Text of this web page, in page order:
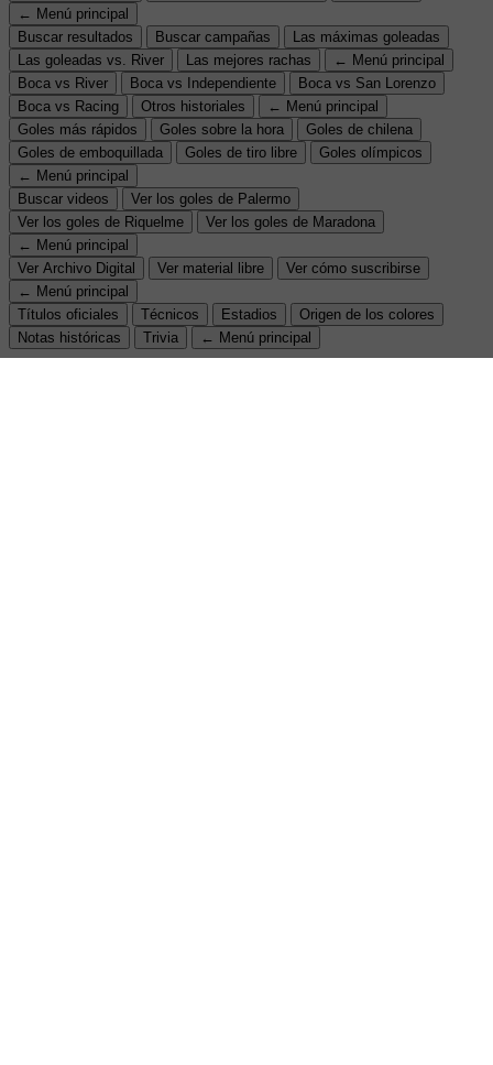
← Menú principal
Buscar resultados
Buscar campañas
Las máximas goleadas
Las goleadas vs. River
Las mejores rachas
← Menú principal
Boca vs River
Boca vs Independiente
Boca vs San Lorenzo
Boca vs Racing
Otros historiales
← Menú principal
Goles más rápidos
Goles sobre la hora
Goles de chilena
Goles de emboquillada
Goles de tiro libre
Goles olímpicos
← Menú principal
Buscar videos
Ver los goles de Palermo
Ver los goles de Riquelme
Ver los goles de Maradona
← Menú principal
Ver Archivo Digital
Ver material libre
Ver cómo suscribirse
← Menú principal
Títulos oficiales
Técnicos Estadios
Origen de los colores
Notas históricas
Trivia ← Menú principal